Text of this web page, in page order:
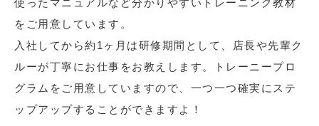
使ったマニュアルなど分かりやすいトレーニング教材
をご用意しています。
入社してから約1ヶ月は研修期間として、店長や先輩ク
ルーが丁寧にお仕事をお教えします。トレーニープロ
グラムをご用意していますので、一つ一つ確実にステ
ップアップすることができますよ！